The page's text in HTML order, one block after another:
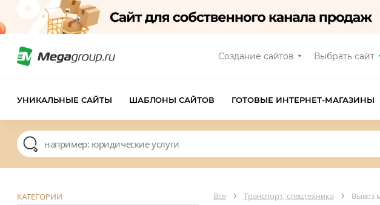
Создание сайтов Выбрать сайт
УНИКАЛЬНЫЕ САЙТЫ ШАБЛОНЫ САЙТОВ ГОТОВЫЕ ИНТЕРНЕТ-МАГАЗИНЫ
КАТЕГОРИИ Все Транспорт, спецтехника Вывоз